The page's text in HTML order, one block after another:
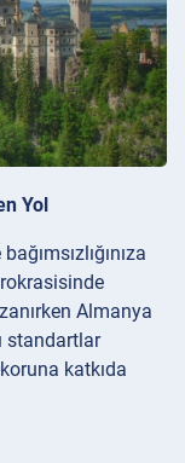
Yol
Almanya
standartlar
katkıda